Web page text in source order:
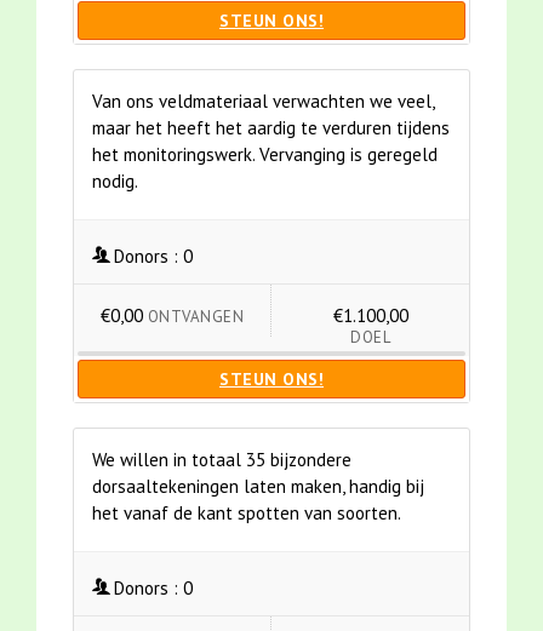
STEUN ONS!
Van ons veldmateriaal verwachten we veel,
maar het heeft het aardig te verduren tijdens
het monitoringswerk. Vervanging is geregeld
nodig.
Donors : 0
€0,00 ONTVANGEN €1.100,00
DOEL
STEUN ONS!
We willen in totaal 35 bijzondere
dorsaaltekeningen laten maken, handig bij
het vanaf de kant spotten van soorten.
Donors : 0